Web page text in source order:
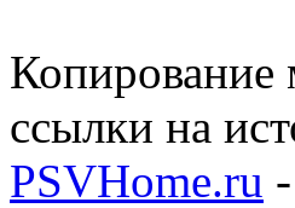
Копирование
ссылки на
PSVHome.ru